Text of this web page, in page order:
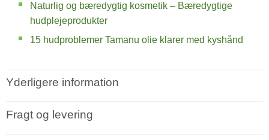
Naturlig og bæredygtig kosmetik – Bæredygtige
hudplejeprodukter
15 hudproblemer Tamanu olie klarer med kyshånd
Yderligere information
Fragt og levering